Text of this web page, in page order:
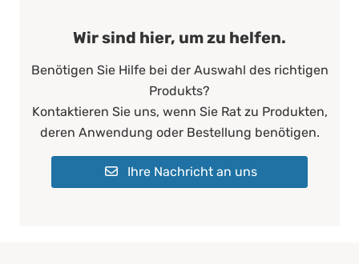
Wir sind hier, um zu helfen.
Benötigen Sie Hilfe bei der Auswahl des richtigen
Produkts?
Kontaktieren Sie uns, wenn Sie Rat zu Produkten,
deren Anwendung oder Bestellung benötigen.
Ihre Nachricht an uns